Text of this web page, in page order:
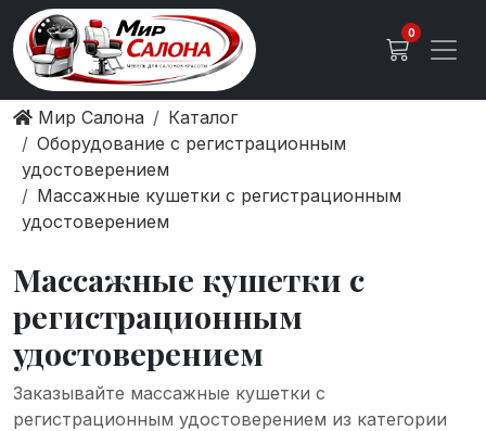
0
Мир Салона
Каталог
Оборудование с регистрационным
удостоверением
Массажные кушетки с регистрационным
удостоверением
Массажные кушетки с
регистрационным
удостоверением
Заказывайте массажные кушетки с
регистрационным удостоверением из категории